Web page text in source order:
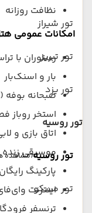
تور شیراز
تور تبریز
تور یزد
تور روسیه
تور روسیه(مشاهده
تور مسکو
نظافت روزانه
امکانات عمومی
رستوران با
بار و اسنک‌بار
صبحانه بوفه
استخر روباز
اتاق بازی و
موسیقی
پارکینگ رایگان
اینترنت
ترنسفر